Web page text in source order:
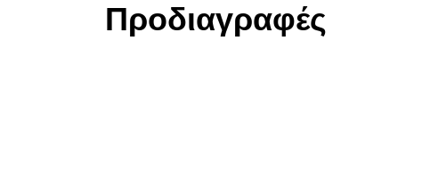
Προδιαγραφές